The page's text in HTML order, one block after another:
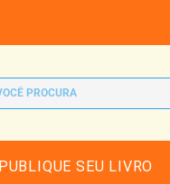
PUBLIQUE SEU LIVRO